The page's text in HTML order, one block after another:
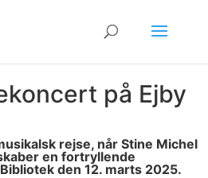
på Ejby
rejse, når Stine Michel
en fortryllende
den 12. marts 2025.